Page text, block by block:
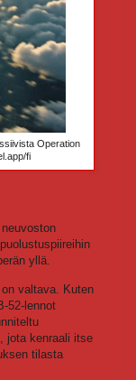
Operation
fi
yllä.
valtava. Kuten
52-lennot
jota kenraali itse
tilasta